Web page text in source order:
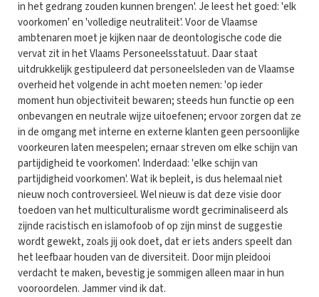
in het gedrang zouden kunnen brengen'. Je leest het goed: 'elk
voorkomen' en 'volledige neutraliteit'. Voor de Vlaamse
ambtenaren moet je kijken naar de deontologische code die
vervat zit in het Vlaams Personeelsstatuut. Daar staat
uitdrukkelijk gestipuleerd dat personeelsleden van de Vlaamse
overheid het volgende in acht moeten nemen: 'op ieder
moment hun objectiviteit bewaren; steeds hun functie op een
onbevangen en neutrale wijze uitoefenen; ervoor zorgen dat ze
in de omgang met interne en externe klanten geen persoonlijke
voorkeuren laten meespelen; ernaar streven om elke schijn van
partijdigheid te voorkomen'. Inderdaad: 'elke schijn van
partijdigheid voorkomen'. Wat ik bepleit, is dus helemaal niet
nieuw noch controversieel. Wel nieuw is dat deze visie door
toedoen van het multiculturalisme wordt gecriminaliseerd als
zijnde racistisch en islamofoob of op zijn minst de suggestie
wordt gewekt, zoals jij ook doet, dat er iets anders speelt dan
het leefbaar houden van de diversiteit. Door mijn pleidooi
verdacht te maken, bevestig je sommigen alleen maar in hun
vooroordelen. Jammer vind ik dat.